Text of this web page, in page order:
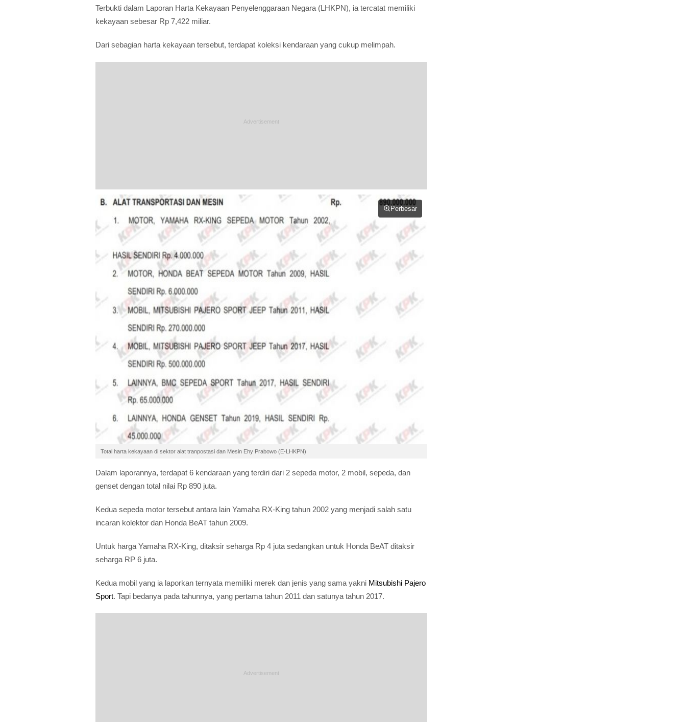
Terbukti dalam Laporan Harta Kekayaan Penyelenggaraan Negara (LHKPN), ia tercatat memiliki
kekayaan sebesar Rp 7,422 miliar.
Dari sebagian harta kekayaan tersebut, terdapat koleksi kendaraan yang cukup melimpah.
Perbesar
Total harta kekayaan di sektor alat tranpostasi dan Mesin Ehy Prabowo (E-LHKPN)
Dalam laporannya, terdapat 6 kendaraan yang terdiri dari 2 sepeda motor, 2 mobil, sepeda, dan
genset dengan total nilai Rp 890 juta.
Kedua sepeda motor tersebut antara lain Yamaha RX-King tahun 2002 yang menjadi salah satu
incaran kolektor dan Honda BeAT tahun 2009.
Untuk harga Yamaha RX-King, ditaksir seharga Rp 4 juta sedangkan untuk Honda BeAT ditaksir
seharga RP 6 juta.
Kedua mobil yang ia laporkan ternyata memiliki merek dan jenis yang sama yakni Mitsubishi Pajero
Sport. Tapi bedanya pada tahunnya, yang pertama tahun 2011 dan satunya tahun 2017.